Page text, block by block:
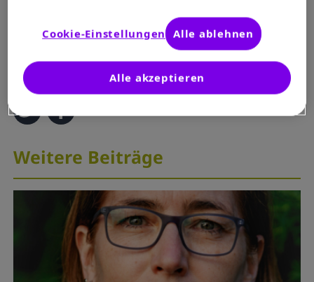
sicher etwas anderes.
MAT-DE-2101378
Weitere Beiträge
Cookie-Einstellungen
Alle akzeptieren
Alle ablehnen